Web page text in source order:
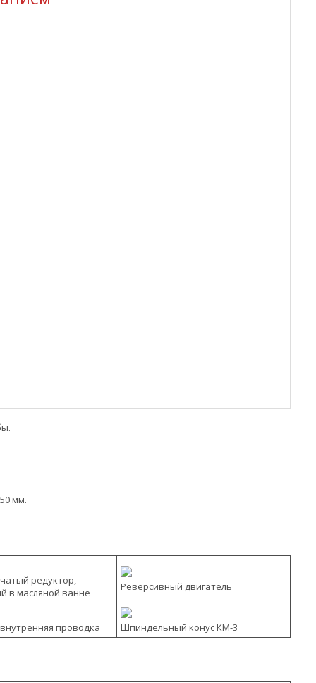
мм.
редуктор,
в масляной ванне
Реверсивный двигатель
проводка Шпиндельный конус КМ-3